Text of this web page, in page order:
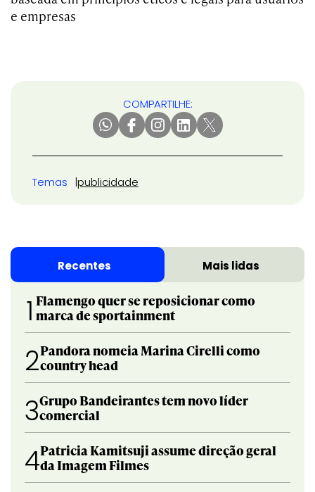
e empresas
COMPARTILHE:
Temas publicidade
Recentes Mais lidas
1 Flamengo quer se reposicionar como
marca de sportainment
2Pandora nomeia Marina Cirelli como
country head
3Grupo Bandeirantes tem novo líder
comercial
4Patricia Kamitsuji assume direção geral
da Imagem Filmes